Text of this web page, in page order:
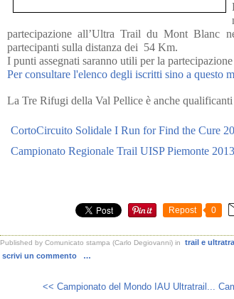
partecipazione all’Ultra Trail du Mont Blanc
partecipanti sulla distanza dei 54 Km.
I punti assegnati saranno utili per la
Per consultare l'elenco degli iscritti sino a questo
La Tre Rifugi della Val Pellice è anche
CortoCircuito Solidale I Run for Find the Cure
Campionato Regionale Trail UISP Piemonte 2013
Repost 0
Published by Comunicato stampa (Carlo Degiovanni) in
trail e
scrivi un commento
…
<< Campionato del Mondo IAU Ultratrail...